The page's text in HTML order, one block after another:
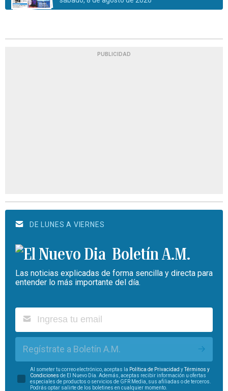
PUBLICIDAD
DE LUNES A VIERNES
Boletín A.M.
Las noticias explicadas de forma sencilla y directa para
entender lo más importante del día.
Regístrate a Boletín A.M.
Al someter tu correo electrónico, aceptas la Política de Privacidad yTérminos y
Condiciones de El Nuevo Día. Además, aceptas recibir información u ofertas
especiales de productos o servicios de GFR Media, sus afiliadas o de terceros.
Podrás optar salirte de los boletines en cualquier momento.